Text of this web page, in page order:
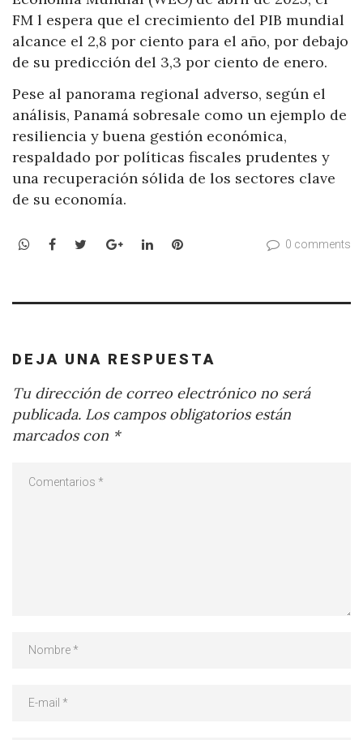
FM l espera que el crecimiento del PIB mundial
alcance el 2,8 por ciento para el año, por debajo
de su predicción del 3,3 por ciento de enero.
Pese al panorama regional adverso, según el
análisis, Panamá sobresale como un ejemplo de
resiliencia y buena gestión económica,
respaldado por políticas fiscales prudentes y
una recuperación sólida de los sectores clave
de su economía.
WhatsApp
Facebook
TwitterGoogle+LinkedInPinterest 0 comments
DEJA UNA RESPUESTA
Tu dirección de correo electrónico no será
publicada. Los campos obligatorios están
marcados con *